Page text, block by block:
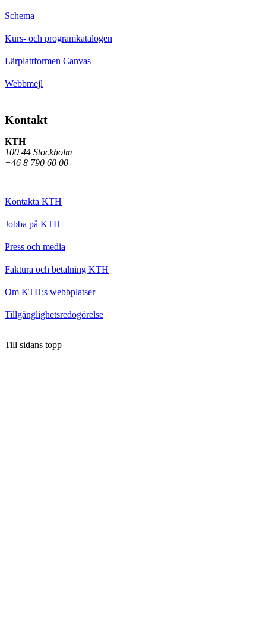
Schema
Kurs- och programkatalogen
Lärplattformen Canvas
Webbmejl
Kontakt
KTH
100 44 Stockholm
+46 8 790 60 00
Kontakta KTH
Jobba på KTH
Press och media
Faktura och betalning KTH
Om KTH:s webbplatser
Tillgänglighetsredogörelse
Till sidans topp